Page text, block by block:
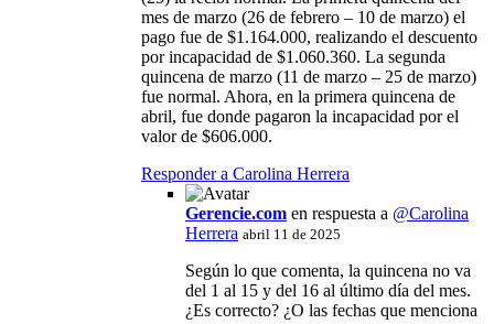
mes de marzo (26 de febrero – 10 de marzo) el
pago fue de $1.164.000, realizando el descuento
por incapacidad de $1.060.360. La segunda
quincena de marzo (11 de marzo – 25 de marzo)
fue normal. Ahora, en la primera quincena de
abril, fue donde pagaron la incapacidad por el
valor de $606.000.
Responder a Carolina Herrera
Gerencie.com en respuesta a @Carolina
Herrera abril 11 de 2025
Según lo que comenta, la quincena no va
del 1 al 15 y del 16 al último día del mes.
¿Es correcto? ¿O las fechas que menciona